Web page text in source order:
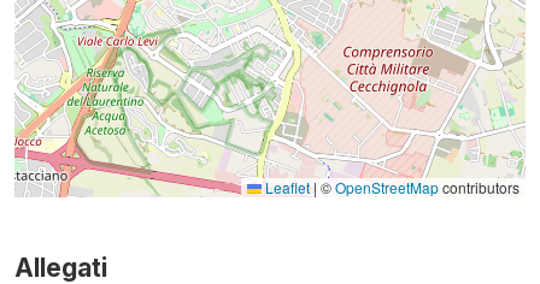
Leaflet| ©OpenStreetMapcontributors
Allegati